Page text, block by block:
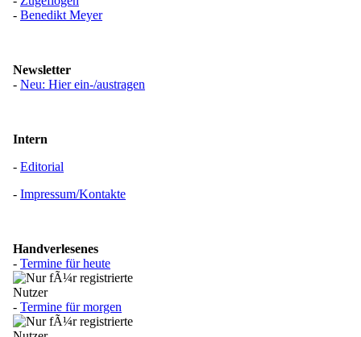
- Benedikt Meyer
Newsletter
- Neu: Hier ein-/austragen
Intern
- Editorial
- Impressum/Kontakte
Handverlesenes
- Termine für heute
- Termine für morgen